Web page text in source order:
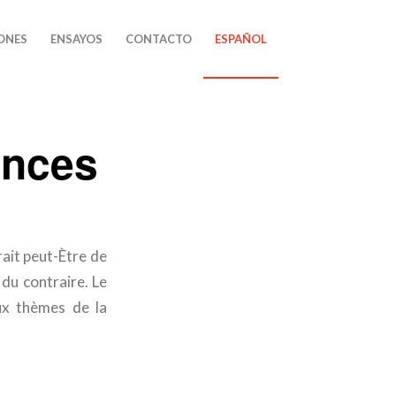
ENSAYOS CONTACTO ESPAÑOL
peut-Ètre de
contraire. Le
thèmes de la